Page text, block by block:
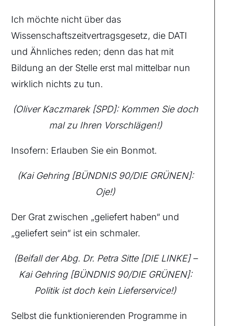
Ich möchte nicht über das
Wissenschaftszeitvertragsgesetz, die DATI
und Ähnliches reden; denn das hat mit
Bildung an der Stelle erst mal mittelbar nun
wirklich nichts zu tun.
(Oliver Kaczmarek [SPD]: Kommen Sie doch
mal zu Ihren Vorschlägen!)
Insofern: Erlauben Sie ein Bonmot.
(Kai Gehring [BÜNDNIS 90/DIE GRÜNEN]:
Oje!)
Der Grat zwischen „geliefert haben“ und
„geliefert sein“ ist ein schmaler.
(Beifall der Abg. Dr. Petra Sitte [DIE LINKE] –
Kai Gehring [BÜNDNIS 90/DIE GRÜNEN]:
Politik ist doch kein Lieferservice!)
Selbst die funktionierenden Programme in